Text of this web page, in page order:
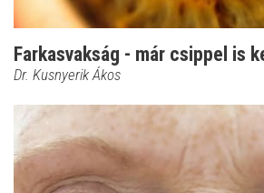
Farkasvakság - már csippel is
Dr. Kusnyerik Ákos